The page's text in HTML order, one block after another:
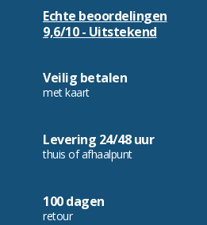
Echte beoordelingen
9,6/10 - Uitstekend
Veilig betalen
met kaart
Levering 24/48 uur
thuis of afhaalpunt
100 dagen
retour